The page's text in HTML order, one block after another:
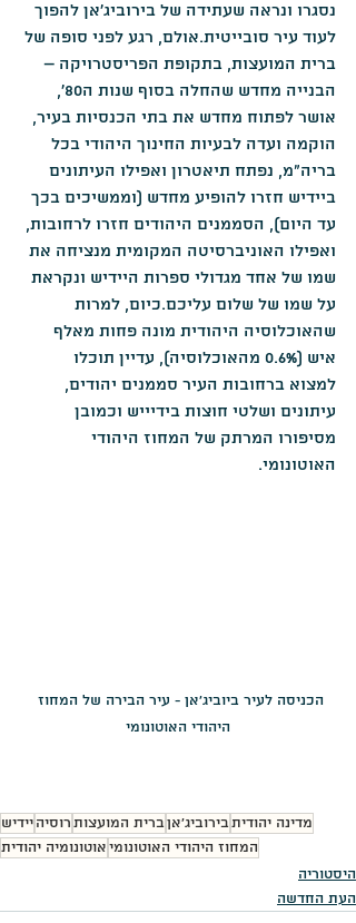
נסגרו ונראה שעתידה של בירוביג'אן להפוך
לעוד עיר סובייטית.אולם, רגע לפני סופה של
ברית המועצות, בתקופת הפריסטרויקה –
הבנייה מחדש שהחלה בסוף שנות ה80',
אושר לפתוח מחדש את בתי הכנסיות בעיר,
הוקמה ועדה לבעיות החינוך היהודי בכל
בריה"מ, נפתח תיאטרון ואפילו העיתונים
ביידיש חזרו להופיע מחדש (וממשיכים בכך
עד היום), הסממנים היהודים חזרו לרחובות,
ואפילו האוניברסיטה המקומית מנציחה את
שמו של אחד מגדולי ספרות היידיש ונקראת
על שמו של שלום עליכם.כיום, למרות
שהאוכלוסיה היהודית מונה פחות מאלף
איש (0.6% מהאוכלוסיה), עדיין תוכלו
למצוא ברחובות העיר סממנים יהודים,
עיתונים ושלטי חוצות בידיייש וכמובן
מסיפורו המרתק של המחוז היהודי
האוטונומי.
הכניסה לעיר ביוביג'אן - עיר הבירה של המחוז
היהודי האוטונומי
מדינה יהודיתבירוביג'אןברית המועצותרוסיהיידיש
המחוז היהודי האוטונומיאוטונומיה יהודית
היסטוריה
העת החדשה